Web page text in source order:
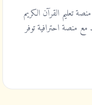
تعليم القرآن الكريم
منصة احترافية توفر